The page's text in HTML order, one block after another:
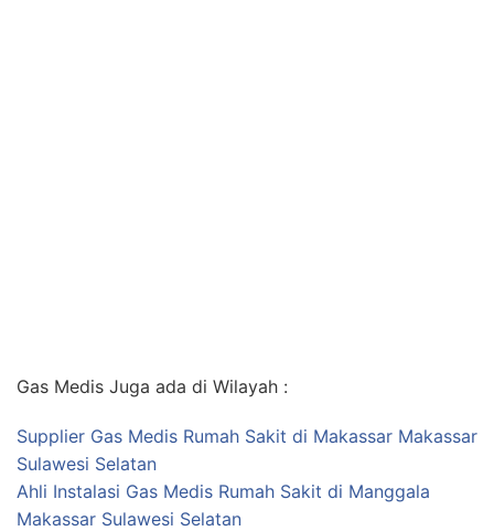
Gas Medis Juga ada di Wilayah :
Supplier Gas Medis Rumah Sakit di Makassar Makassar
Sulawesi Selatan
Ahli Instalasi Gas Medis Rumah Sakit di Manggala
Makassar Sulawesi Selatan